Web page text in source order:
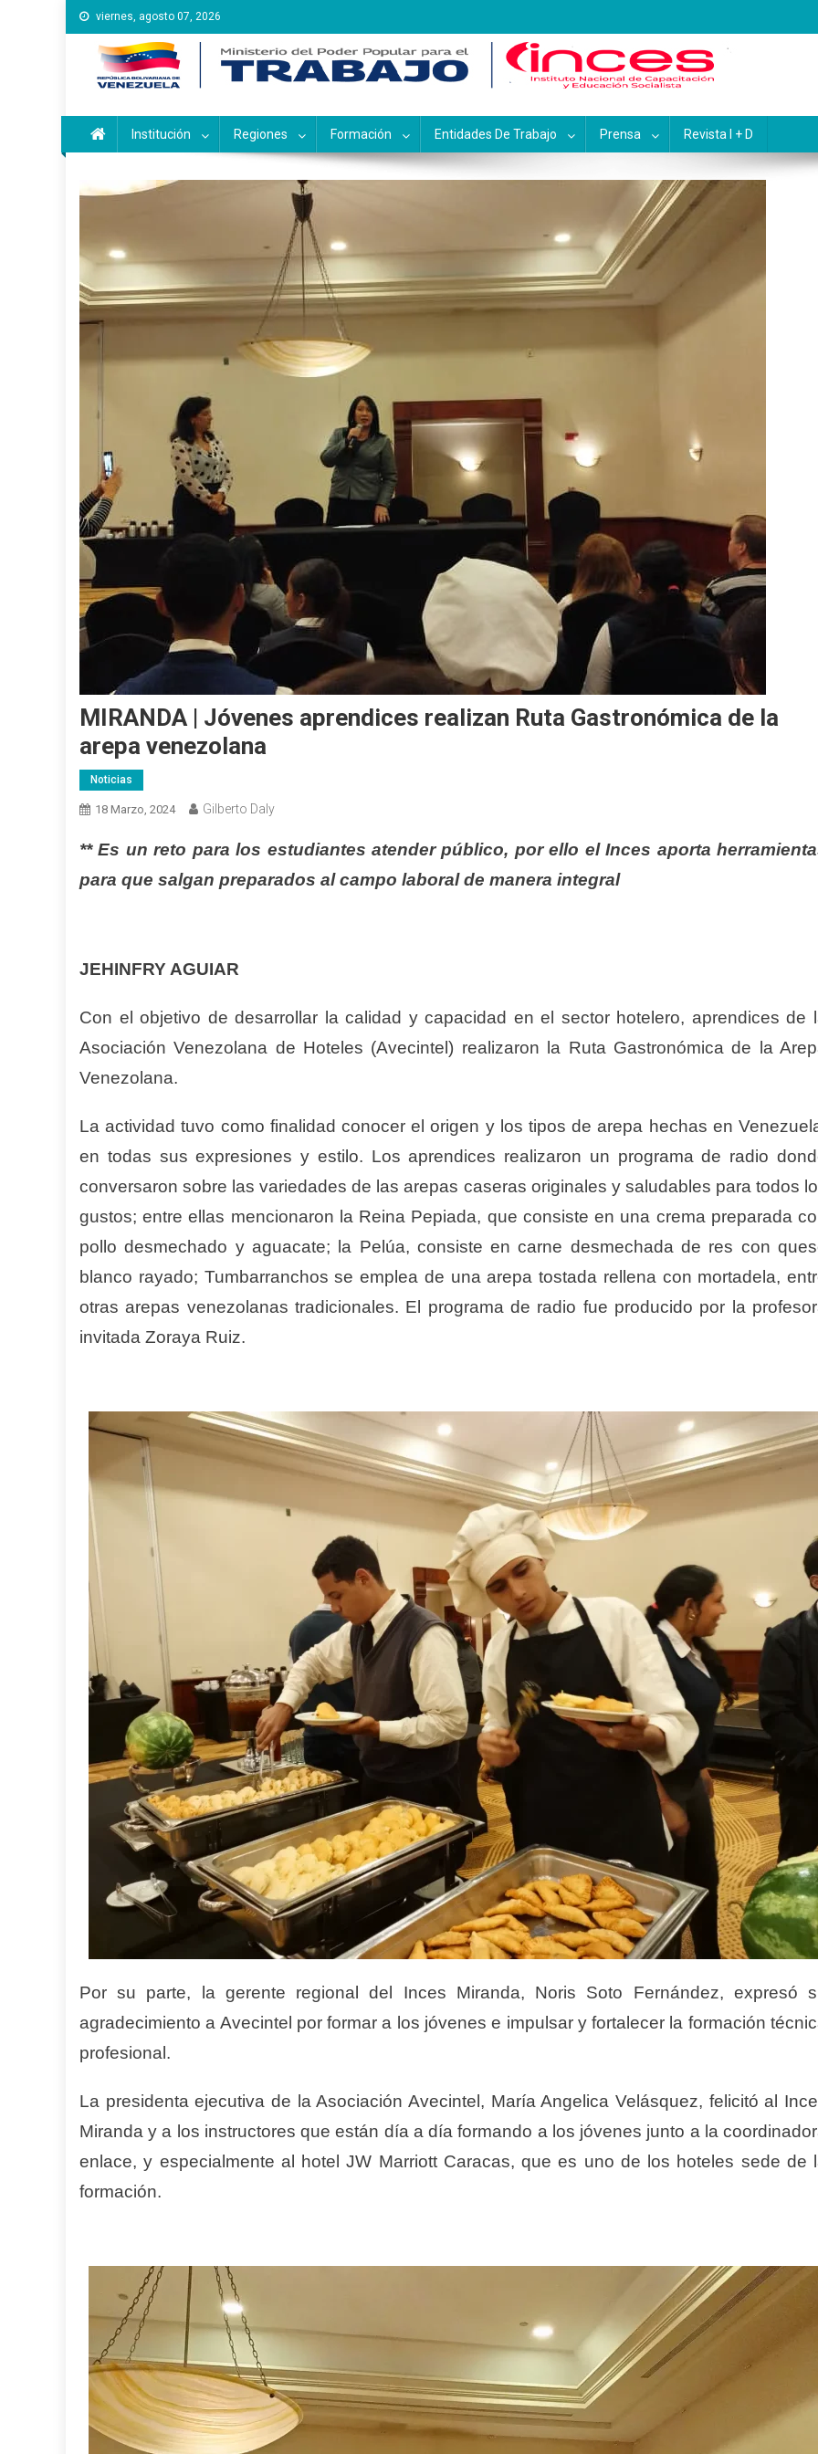
Saltar
al
contenido
viernes, agosto 07, 2026
Instituto Nacional de Capacitación y Educación
Inces
Institución Regiones Formación Entidades De Trabajo Prensa Revista I + D
MIRANDA | Jóvenes aprendices realizan Ruta Gastronómica de la
arepa venezolana
Noticias
18 Marzo, 2024 Gilberto Daly
** Es un reto para los estudiantes atender público, por ello el Inces aporta
para que salgan preparados al campo laboral de manera integral
JEHINFRY AGUIAR
Con el objetivo de desarrollar la calidad y capacidad en el sector hotelero, aprendices de
Asociación Venezolana de Hoteles (Avecintel) realizaron la Ruta Gastronómica de la
Venezolana.
La actividad tuvo como finalidad conocer el origen y los tipos de arepa hechas en
en todas sus expresiones y estilo. Los aprendices realizaron un programa de radio
conversaron sobre las variedades de las arepas caseras originales y saludables para todos
gustos; entre ellas mencionaron la Reina Pepiada, que consiste en una crema preparada
pollo desmechado y aguacate; la Pelúa, consiste en carne desmechada de res con
blanco rayado; Tumbarranchos se emplea de una arepa tostada rellena con mortadela,
otras arepas venezolanas tradicionales. El programa de radio fue producido por la
invitada Zoraya Ruiz.
Por su parte, la gerente regional del Inces Miranda, Noris Soto Fernández, expresó
agradecimiento a Avecintel por formar a los jóvenes e impulsar y fortalecer la formación
profesional.
La presidenta ejecutiva de la Asociación Avecintel, María Angelica Velásquez, felicitó al
Miranda y a los instructores que están día a día formando a los jóvenes junto a la
enlace, y especialmente al hotel JW Marriott Caracas, que es uno de los hoteles sede de
formación.